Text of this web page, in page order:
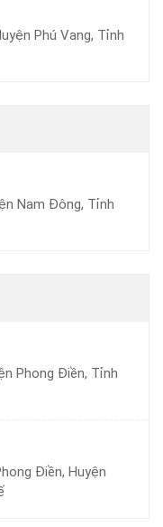
Phú Vang, Tỉnh
Nam Đông, Tỉnh
Phong Điền, Tỉnh
Điền, Huyện